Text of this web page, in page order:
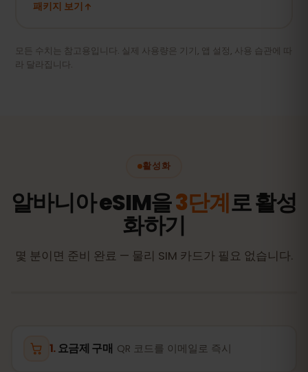
패키지 보기
모든 수치는 참고용입니다. 실제 사용량은 기기, 앱 설정, 사용 습관에 따
라 달라집니다.
활성화
알바니아 eSIM을3단계로 활성
화하기
몇 분이면 준비 완료 — 물리 SIM 카드가 필요 없습니다.
요금제 구매 QR 코드를 이메일로 즉시